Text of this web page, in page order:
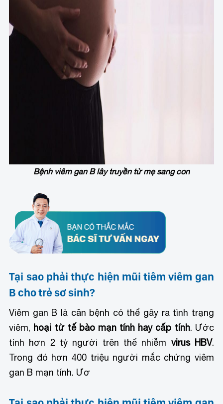
Bệnh viêm gan B lây truyền từ mẹ sang con
Tại sao phải thực hiện mũi tiêm viêm gan
B cho trẻ sơ sinh?
Viêm gan B là căn bệnh có thể gây ra tình trạng
viêm, hoại tử tế bào mạn tính hay cấp tính. Ước
tính hơn 2 tỷ người trên thế nhiễm virus HBV.
Trong đó hơn 400 triệu người mắc chứng viêm
gan B mạn tính. Ươ